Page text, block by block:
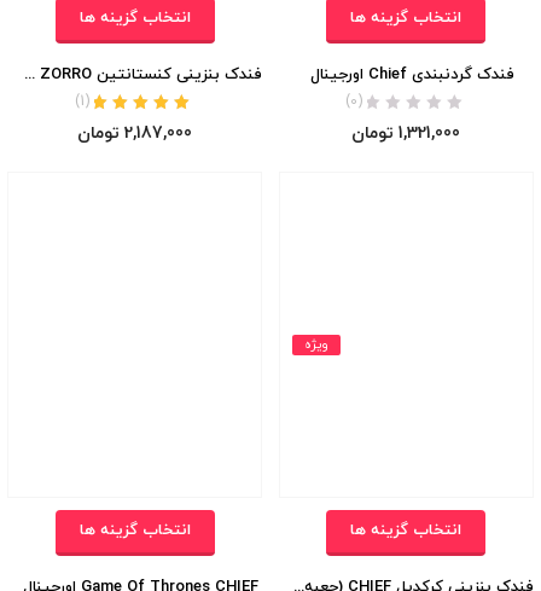
انتخاب گزینه ها
فندک گردنبندی Chief اورجینال
(0)
1,321,000 تومان
انتخاب گزینه ها
فندک بنزینی کنستانتین ZORRO (جعبه چوبی)
نمره5.00از 5
(
1
)
2,187,000 تومان
ویژه
انتخاب گزینه ها انتخاب گزینه ها